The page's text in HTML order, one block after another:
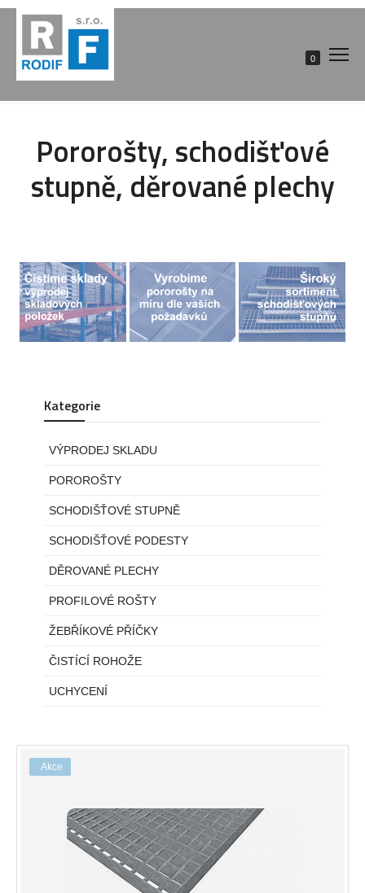
0
Pororošty, schodišťové
stupně, děrované plechy
Kategorie
VÝPRODEJ SKLADU
POROROŠTY
SCHODIŠŤOVÉ STUPNĚ
SCHODIŠŤOVÉ PODESTY
DĚROVANÉ PLECHY
PROFILOVÉ ROŠTY
ŽEBŘÍKOVÉ PŘÍČKY
ČISTÍCÍ ROHOŽE
UCHYCENÍ
Akce